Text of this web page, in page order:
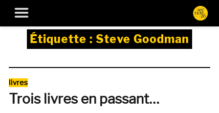
Étiquette : Steve Goodman
Catégories
livres
Trois livres en passant…